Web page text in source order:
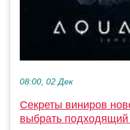
08:00, 02 Дек
Секреты виниров
выбрать подходящий